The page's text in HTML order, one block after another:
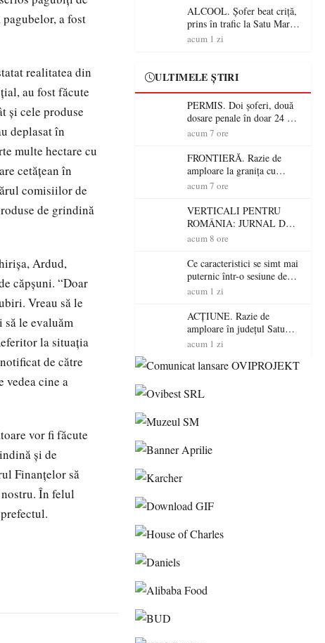
a fost
realitatea din
au fost făcute
şi cele produse
deplasat în
multe hectare cu
cetăţean în
comisiilor de
de grindină
Ardud,
căpşuni. “Doar
Vreau să le
să le evaluăm
la situaţia
de către
vedea cine a
vor fi făcute
şi de
Finanţelor să
În felul
șoferi fără permis într-o
singură zi
ALCOOL. Șofer beat criță,
prins în trafic la Satu Mare!
Alcoolemie uriașă
acum 1 zi
ULTIMELE ȘTIRI
PERMIS. Doi șoferi, două
dosare penale în doar 24 de
ore la Petea! Unul avea
nu a avut niciodată permis
acum 7 ore
FRONTIERĂ. Razie de
amploare la granița cu
Ungaria! 800 de persoane și
verificate
acum 7 ore
VERTICALI PENTRU
ROMÂNIA: JURNAL DE
CĂLĂTORIE FIJET
acum 8 ore
Ce caracteristici se simt mai
puternic într-o sesiune de
distracție la sloturi online:
RTP?
acum 1 zi
ACȚIUNE. Razie de
amploare în județul Satu
Mare! Polițiștii au dat sute
șoferi fără permis într-o
acum 1 zi